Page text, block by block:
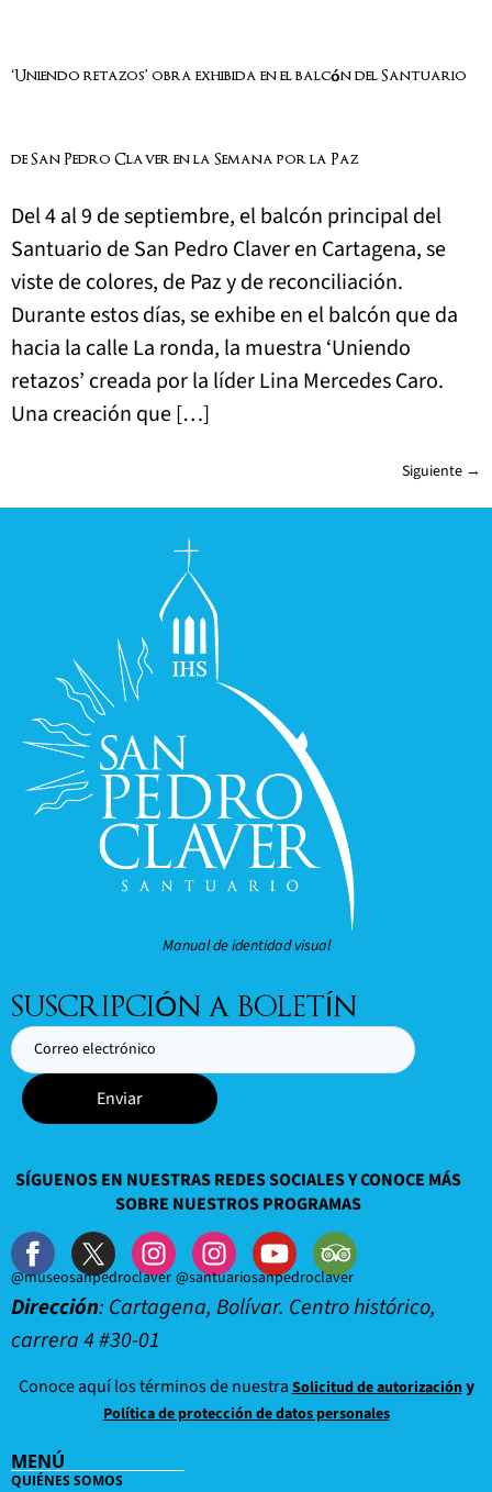
‘Uniendo retazos’ obra exhibida en el balcón del Santuario
de San Pedro Claver en la Semana por la Paz
Del 4 al 9 de septiembre, el balcón principal del
Santuario de San Pedro Claver en Cartagena, se
viste de colores, de Paz y de reconciliación.
Durante estos días, se exhibe en el balcón que da
hacia la calle La ronda, la muestra ‘Uniendo
retazos’ creada por la líder Lina Mercedes Caro.
Una creación que […]
Siguiente →
Manual de identidad visual
SUSCRIPCIÓN A BOLETÍN
Enviar
SÍGUENOS EN NUESTRAS REDES SOCIALES Y CONOCE MÁS
SOBRE NUESTROS PROGRAMAS
@museosanpedroclaver @santuariosanpedroclaver
Dirección: Cartagena, Bolívar. Centro histórico,
carrera 4 #30-01
Conoce aquí los términos de nuestra Solicitud de autorizacióny
Política de protección de datos personales
MENÚ
QUIÉNES SOMOS